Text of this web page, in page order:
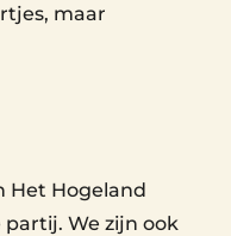
maar
Het Hogeland
partij. We zijn ook